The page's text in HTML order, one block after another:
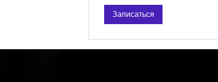
Записаться